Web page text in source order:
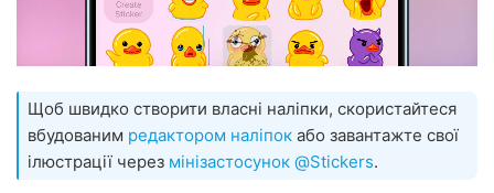
Щоб швидко створити власні наліпки, скористайтеся
вбудованим редактором наліпок або завантажте свої
ілюстрації через мінізастосунок @Stickers.